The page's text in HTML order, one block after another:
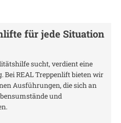
für jede Situation
sucht, verdient eine
Bei REAL Treppenlift bieten wir
Ausführungen, die sich an
und